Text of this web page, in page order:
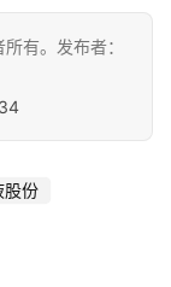
有。发布者：
股份